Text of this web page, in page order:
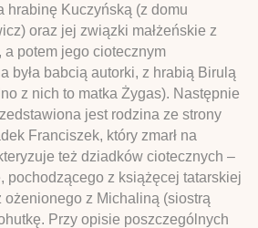
hrabinę Kuczyńską (z domu
oraz jej związki małżeńskie z
a potem jego ciotecznym
była babcią autorki, z hrabią Birulą
z nich to matka Żygas). Następnie
jest rodzina ze strony
Franciszek, który zmarł na
też dziadków ciotecznych –
pochodzącego z książęcej tatarskiej
ożenionego z Michaliną (siostrą
Przy opisie poszczególnych